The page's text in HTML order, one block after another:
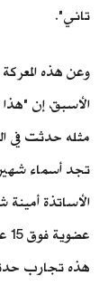
تاني".
وعن هذه
الأسبق، إن
مثله حدثت في
تجد أسماء
الأساتذة
هذه تجارب